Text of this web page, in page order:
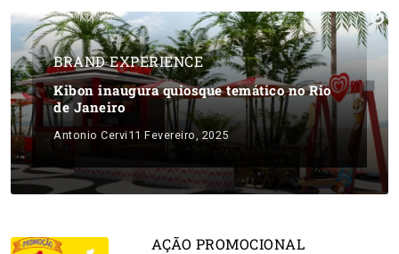
BRAND EXPERIENCE
Kibon inaugura quiosque temático no Rio
de Janeiro
Antonio Cervi 11 Fevereiro, 2025
AÇÃO PROMOCIONAL